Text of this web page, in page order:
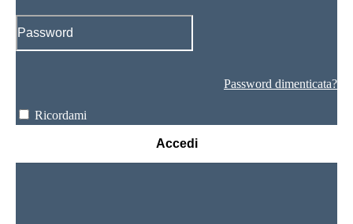
Password dimenticata?
Ricordami
Accedi